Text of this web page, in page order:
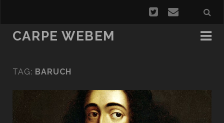
CARPE WEBEM
TAG: BARUCH